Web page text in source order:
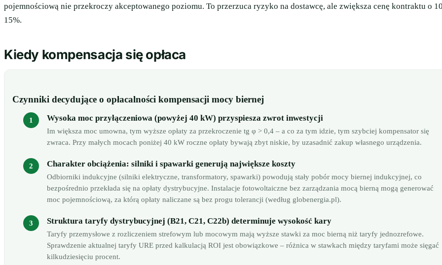
pojemnościową nie przekroczy akceptowanego poziomu. To przerzuca ryzyko na dostawcę, ale zwiększa cenę kontraktu o
15%.
Kiedy kompensacja się opłaca
Czynniki decydujące o opłacalności kompensacji mocy biernej
Wysoka moc przyłączeniowa (powyżej 40 kW) przyspiesza zwrot inwestycji
Im większa moc umowna, tym wyższe opłaty za przekroczenie tg φ > 0,4 – a co za tym idzie, tym szybciej kompensator się
zwraca. Przy małych mocach poniżej 40 kW roczne opłaty bywają zbyt niskie, by uzasadnić zakup własnego urządzenia.
Charakter obciążenia: silniki i spawarki generują największe koszty
Odbiorniki indukcyjne (silniki elektryczne, transformatory, spawarki) powodują stały pobór mocy biernej indukcyjnej, co
bezpośrednio przekłada się na opłaty dystrybucyjne. Instalacje fotowoltaiczne bez zarządzania mocą bierną mogą generować
moc pojemnościową, za którą opłaty naliczane są bez progu tolerancji (według globenergia.pl).
Struktura taryfy dystrybucyjnej (B21, C21, C22b) determinuje wysokość kary
Taryfy przemysłowe z rozliczeniem strefowym lub mocowym mają wyższe stawki za moc bierną niż taryfy jednozrefowe.
Sprawdzenie aktualnej taryfy URE przed kalkulacją ROI jest obowiązkowe – różnica w stawkach między taryfami może sięgać
kilkudziesięciu procent.